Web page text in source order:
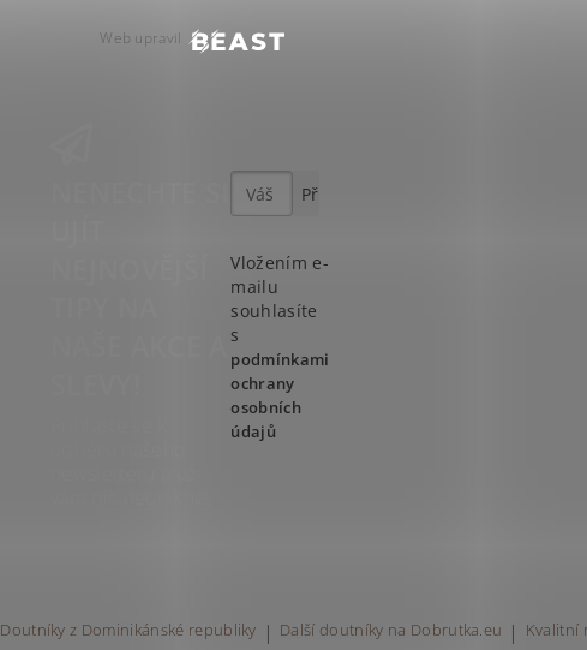
Web upravil
Vložením e-
mailu
souhlasíte
s
podmínkami
ochrany
osobních
údajů
Doutníky z Dominikánské republiky | Další doutníky na Dobrutka.eu | Kvalitní